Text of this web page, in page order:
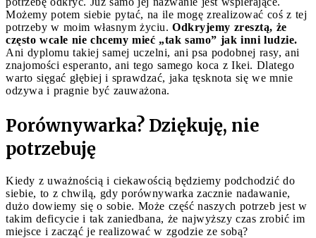
Możemy potem siebie pytać, na ile mogę zrealizować coś z tej
potrzeby w moim własnym życiu. Odkryjemy zresztą, że
często wcale nie chcemy mieć „tak samo” jak inni ludzie.
Ani dyplomu takiej samej uczelni, ani psa podobnej rasy, ani
znajomości esperanto, ani tego samego koca z Ikei. Dlatego
warto sięgać głębiej i sprawdzać, jaka tęsknota się we mnie
odzywa i pragnie być zauważona.
Porównywarka? Dziękuję, nie
potrzebuję
Kiedy z uważnością i ciekawością będziemy podchodzić do
siebie, to z chwilą, gdy porównywarka zacznie nadawanie,
dużo dowiemy się o sobie. Może część naszych potrzeb jest w
takim deficycie i tak zaniedbana, że najwyższy czas zrobić im
miejsce i zacząć je realizować w zgodzie ze sobą?